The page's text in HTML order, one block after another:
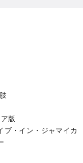
版
・イン・ジャマイ